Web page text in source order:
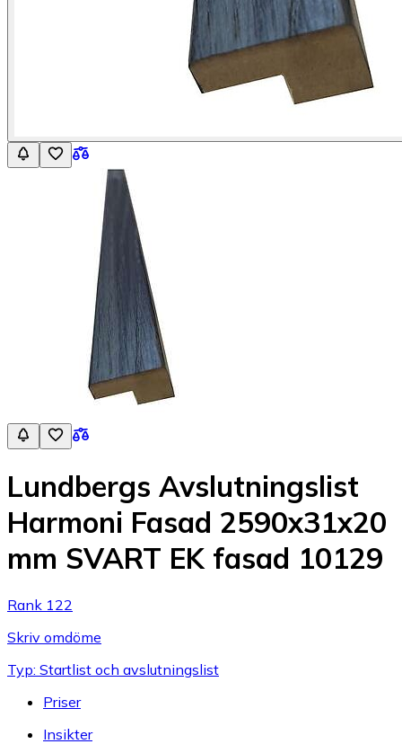
Lundbergs Avslutningslist
Harmoni Fasad 2590x31x20
mm SVART EK fasad 10129
Rank 122
Skriv omdöme
Typ: Startlist och avslutningslist
Priser
Insikter